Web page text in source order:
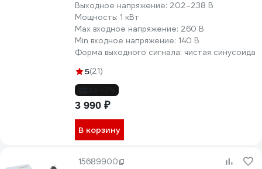
Выходное напряжение: 202–238 В
Мощность: 1 кВт
Max входное напряжение: 260 В
Min входное напряжение: 140 В
Форма выходного сигнала: чистая синусоида
5(21)
3 990 ₽
В корзину
15689900